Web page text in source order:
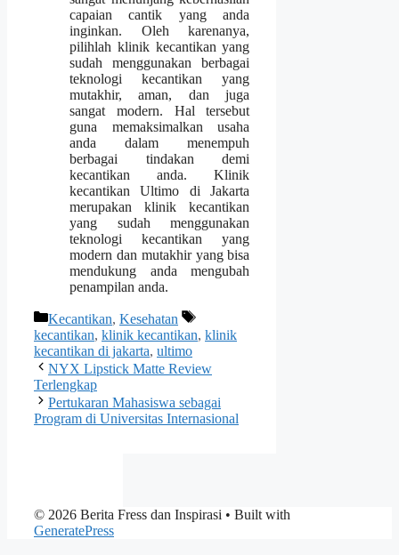
capaian cantik yang anda
inginkan. Oleh karenanya,
pilihlah klinik kecantikan yang
sudah menggunakan berbagai
teknologi kecantikan yang
mutakhir, aman, dan juga
sangat modern. Hal tersebut
guna memaksimalkan usaha
anda dalam menempuh
berbagai tindakan demi
kecantikan anda. Klinik
kecantikan Ultimo di Jakarta
merupakan klinik kecantikan
yang sudah menggunakan
teknologi kecantikan yang
modern dan mutakhir yang bisa
mendukung anda mengubah
penampilan anda.
Categories
Kecantikan, Kesehatan
Tags
kecantikan, klinik kecantikan, klinik
kecantikan di jakarta, ultimo
NYX Lipstick Matte Review
Terlengkap
Pertukaran Mahasiswa sebagai
Program di Universitas Internasional
© 2026 Berita Fress dan Inspirasi • Built with
GeneratePress